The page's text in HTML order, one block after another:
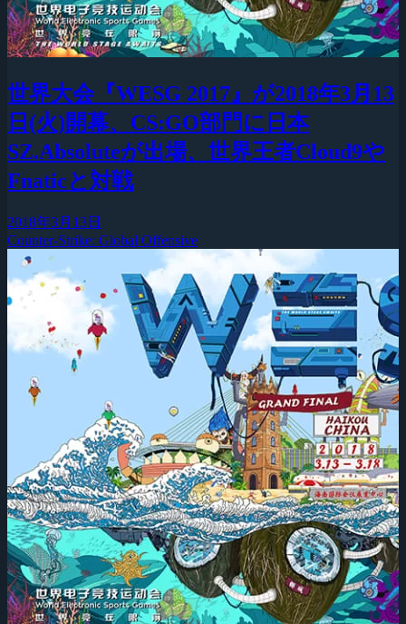
世界大会『WESG 2017』が2018年3月13
日(火)開幕、CS:GO部門に日本
SZ.Absoluteが出場、世界王者Cloud9や
Fnaticと対戦
2018年3月13日
Counter-Strike: Global Offensive